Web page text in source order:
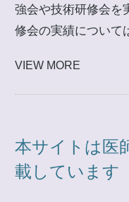
強会や技術研修会を
修会の実績について
VIEW MORE
本サイトは医
載しています